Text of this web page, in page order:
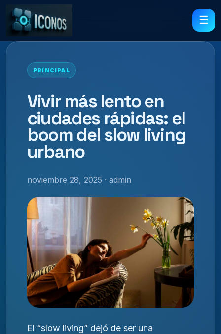
☰
PRINCIPAL
Vivir más lento en
ciudades rápidas: el
boom del slow living
urbano
noviembre 28, 2025 · admin
El “slow living” dejó de ser una